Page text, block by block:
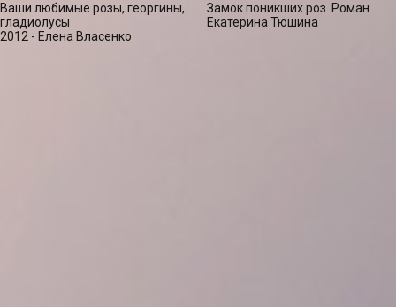
Ваши любимые розы, георгины,
гладиолусы
2012 - Елена Власенко
Замок поникших роз. Роман
Екатерина Тюшина